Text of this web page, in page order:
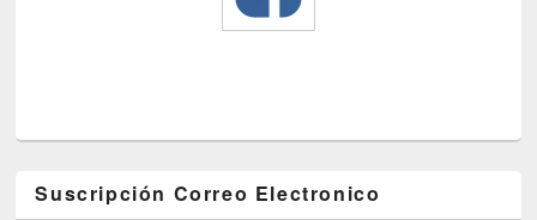
Suscripción Correo Electronico